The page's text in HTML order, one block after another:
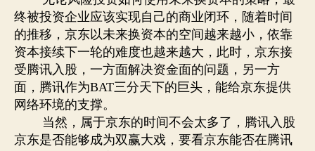
终被投资企业应该实现自己的商业闭环，随着时间
的推移，京东以未来换资本的空间越来越小，依靠
资本接续下一轮的难度也越来越大，此时，京东接
受腾讯入股，一方面解决资金面的问题，另一方
面，腾讯作为BAT三分天下的巨头，能给京东提供
网络环境的支撑。
当然，属于京东的时间不会太多了，腾讯入股
京东是否能够成为双赢大戏，要看京东能否在腾讯